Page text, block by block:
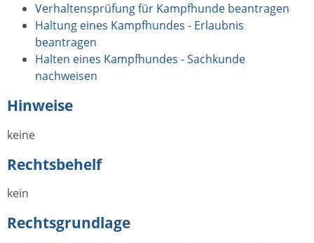
Verhaltensprüfung für Kampfhunde beantragen
Haltung eines Kampfhundes - Erlaubnis
beantragen
Halten eines Kampfhundes - Sachkunde
nachweisen
Hinweise
keine
Rechtsbehelf
kein
Rechtsgrundlage